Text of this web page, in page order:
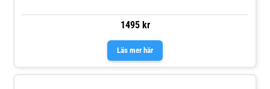
1495 kr
Läs mer här